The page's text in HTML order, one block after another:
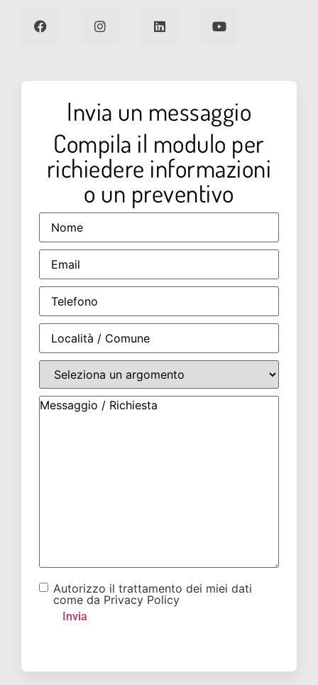
Invia un messaggio
Compila il modulo per
richiedere informazioni
o un preventivo
Autorizzo il trattamento dei miei dati
come da Privacy Policy